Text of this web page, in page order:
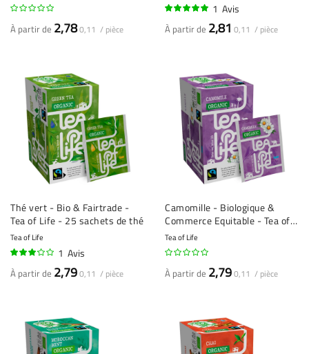
À partir de 2,780,11 / pièce
1 Avis
À partir de 2,81 0,11 / pièce
Thé vert - Bio & Fairtrade -
Tea of Life - 25 sachets de thé
Tea of Life
1 Avis
À partir de 2,790,11 / pièce
Camomille - Biologique &
Commerce Equitable - Tea of
Life - 25 sachets de thé
Tea of Life
À partir de 2,790,11 / pièce